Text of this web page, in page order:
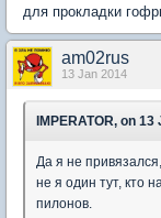
для прокладки
am02rus
13 Jan 2014
IMPERATOR, on
Да я не
не я один тут, кто
пилонов.